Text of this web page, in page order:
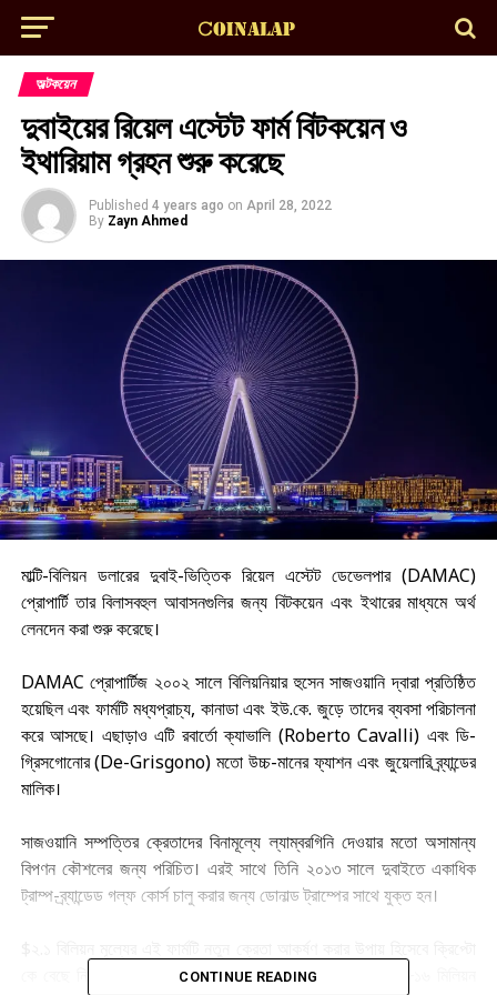
অল্টকয়েন
দুবাইয়ের রিয়েল এস্টেট ফার্ম বিটকয়েন ও
ইথারিয়াম গ্রহন শুরু করেছে
Published 4 years ago on April 28, 2022
By Zayn Ahmed
মাল্টি-বিলিয়ন ডলারের দুবাই-ভিত্তিক রিয়েল এস্টেট ডেভেলপার (DAMAC)
প্রোপার্টি তার বিলাসবহুল আবাসনগুলির জন্য বিটকয়েন এবং ইথারের মাধ্যমে অর্থ
লেনদেন করা শুরু করেছে।
DAMAC প্রোপার্টিজ ২০০২ সালে বিলিয়নিয়ার হুসেন সাজওয়ানি দ্বারা প্রতিষ্ঠিত
হয়েছিল এবং ফার্মটি মধ্যপ্রাচ্য, কানাডা এবং ইউ.কে. জুড়ে তাদের ব্যবসা পরিচালনা
করে আসছে। এছাড়াও এটি রবার্তো ক্যাভালি (Roberto Cavalli) এবং ডি-
গ্রিসগোনোর (De-Grisgono) মতো উচ্চ-মানের ফ্যাশন এবং জুয়েলারি ব্র্যান্ডের
মালিক।
সাজওয়ানি সম্পত্তির ক্রেতাদের বিনামূল্যে ল্যাম্বরগিনি দেওয়ার মতো অসামান্য
বিপণন কৌশলের জন্য পরিচিত। এরই সাথে তিনি ২০১৩ সালে দুবাইতে একাধিক
ট্রাম্প-ব্র্যান্ডেড গল্ফ কোর্স চালু করার জন্য ডোনাল্ড ট্রাম্পের সাথে যুক্ত হন।
কে বেছে নিয়েছে। DAMAC ২০২১ সালে তাদের মোট রেভিনিউ $৮১৬ মিলিয়ন
CONTINUE READING